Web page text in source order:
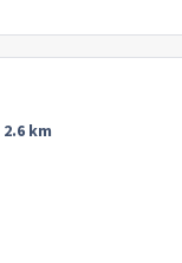
2.6 km